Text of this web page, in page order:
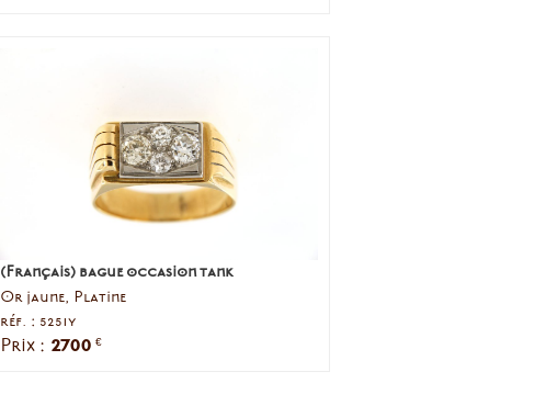
(Français) bague occasion tank
Or jaune, Platine
réf. : 5251y
Prix : 2700 €